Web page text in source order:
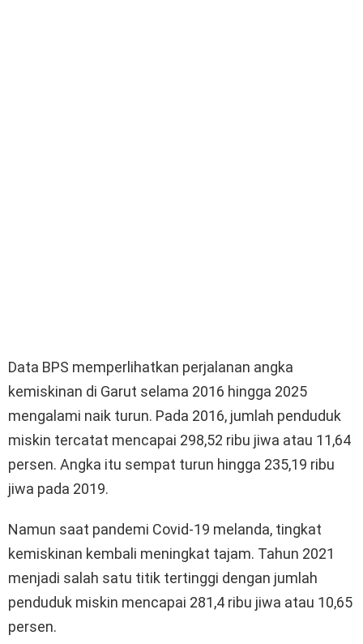
Data BPS memperlihatkan perjalanan angka
kemiskinan di Garut selama 2016 hingga 2025
mengalami naik turun. Pada 2016, jumlah penduduk
miskin tercatat mencapai 298,52 ribu jiwa atau 11,64
persen. Angka itu sempat turun hingga 235,19 ribu
jiwa pada 2019.
Namun saat pandemi Covid-19 melanda, tingkat
kemiskinan kembali meningkat tajam. Tahun 2021
menjadi salah satu titik tertinggi dengan jumlah
penduduk miskin mencapai 281,4 ribu jiwa atau 10,65
persen.